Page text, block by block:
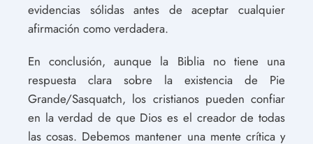
evidencias sólidas antes de aceptar cualquier
afirmación como verdadera.
En conclusión, aunque la Biblia no tiene una
respuesta clara sobre la existencia de Pie
Grande/Sasquatch, los cristianos pueden confiar
en la verdad de que Dios es el creador de todas
las cosas. Debemos mantener una mente crítica y